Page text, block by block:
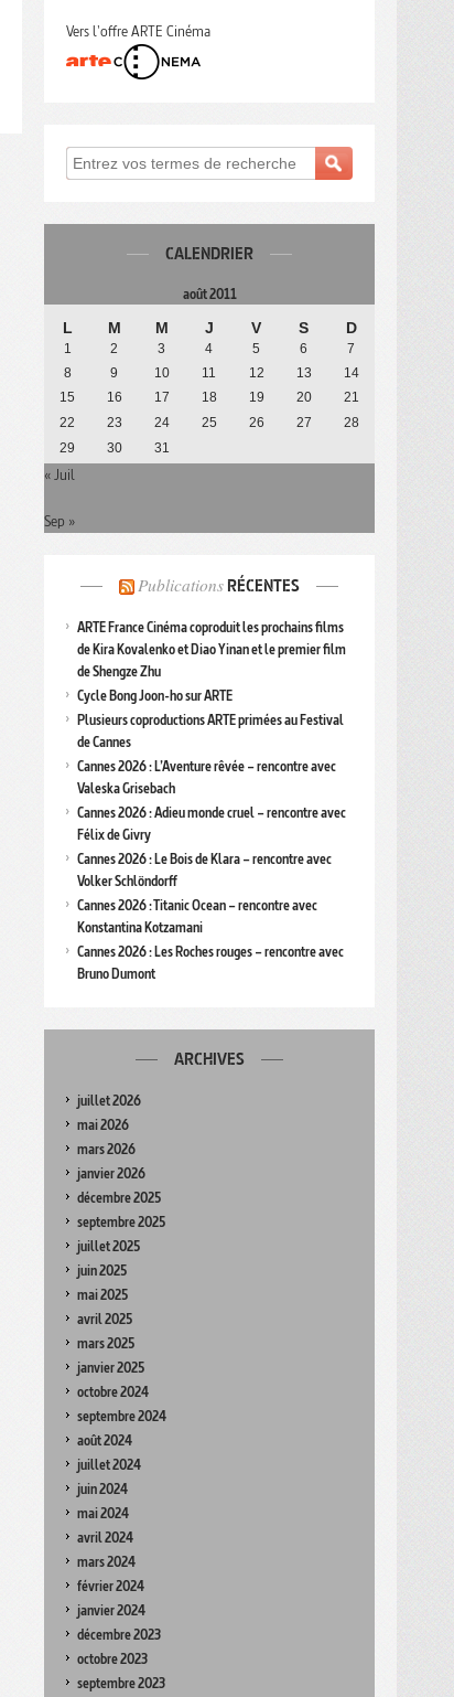
Vers l'offre ARTE Cinéma
CALENDRIER
août 2011
L M M J V S D
1 2 3 4 5 6
7
8
9 10 11 12 13
14
15
16 17 18 19 20
21
22
23 24 25 26 27
28
29
30 31
« Juil
Sep »
Publications RÉCENTES
ARTE France Cinéma coproduit les prochains films
de Kira Kovalenko et Diao Yinan et le premier film
de Shengze Zhu
Cycle Bong Joon-ho sur ARTE
Plusieurs coproductions ARTE primées au Festival
de Cannes
Cannes 2026 : L’Aventure rêvée – rencontre avec
Valeska Grisebach
Cannes 2026 : Adieu monde cruel – rencontre avec
Félix de Givry
Cannes 2026 : Le Bois de Klara – rencontre avec
Volker Schlöndorff
Cannes 2026 : Titanic Ocean – rencontre avec
Konstantina Kotzamani
Cannes 2026 : Les Roches rouges – rencontre avec
Bruno Dumont
ARCHIVES
juillet 2026
mai 2026
mars 2026
janvier 2026
décembre 2025
septembre 2025
juillet 2025
juin 2025
mai 2025
avril 2025
mars 2025
janvier 2025
octobre 2024
septembre 2024
août 2024
juillet 2024
juin 2024
mai 2024
avril 2024
mars 2024
février 2024
janvier 2024
décembre 2023
octobre 2023
septembre 2023